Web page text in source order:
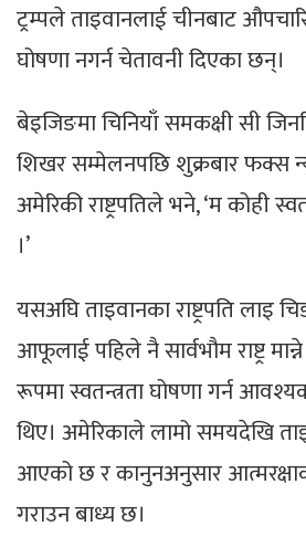
ट्रम्पले ताइवानलाई चीनबाट
घोषणा नगर्न चेतावनी दिएका छन्।
बेइजिङमा चिनियाँ समकक्षी सी
शिखर सम्मेलनपछि शुक्रबार फक्स
अमेरिकी राष्ट्रपतिले भने, ‘म कोही
।’
यसअघि ताइवानका राष्ट्रपति लाइ
आफूलाई पहिले नै सार्वभौम राष्ट्र
रूपमा स्वतन्त्रता घोषणा गर्न
थिए। अमेरिकाले लामो समयदेखि
आएको छ र कानुनअनुसार
गराउन बाध्य छ।